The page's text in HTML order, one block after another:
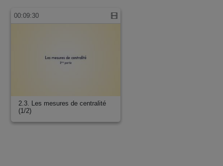
00:09:30
2.3. Les mesures de centralité
(1/2)